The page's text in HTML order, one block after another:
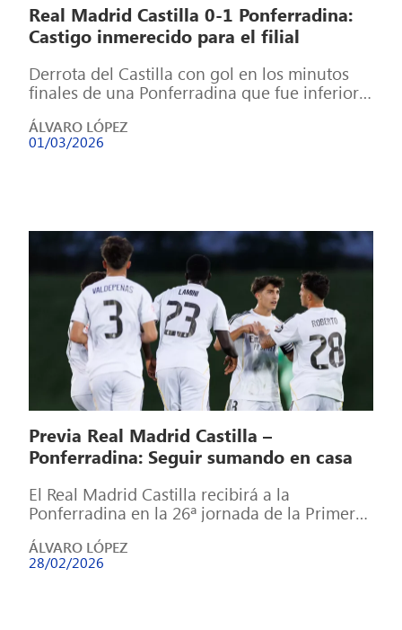
Real Madrid Castilla 0-1 Ponferradina:
Castigo inmerecido para el filial
Derrota del Castilla con gol en los minutos
finales de una Ponferradina que fue inferior
ÁLVARO LÓPEZ
01/03/2026
Previa Real Madrid Castilla –
Ponferradina: Seguir sumando en casa
El Real Madrid Castilla recibirá a la
Ponferradina en la 26ª jornada de la Primera
ÁLVARO LÓPEZ
28/02/2026